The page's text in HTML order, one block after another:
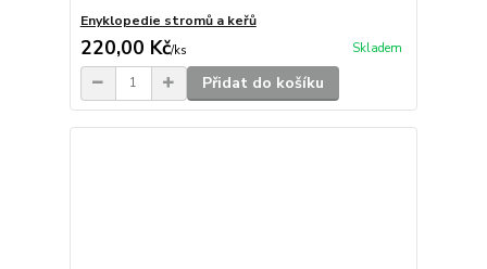
Enyklopedie stromů a keřů
220,00 Kč/ks Skladem
Přidat do košíku